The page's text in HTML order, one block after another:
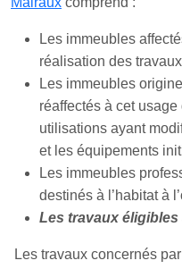
Les immeubles
réalisation des
Les immeubles
réaffectés à cet usage
utilisations ayant
et les équipements
Les immeubles
destinés à l’habitat à
Les travaux éligibles
Les travaux concernés